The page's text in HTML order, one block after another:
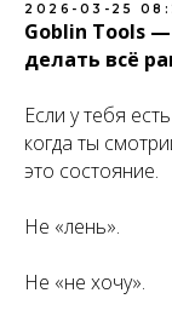
2026-03-25
Goblin Tools —
делать всё
Если у тебя
когда ты
это состояние.
Не «лень».
Не «не хочу».